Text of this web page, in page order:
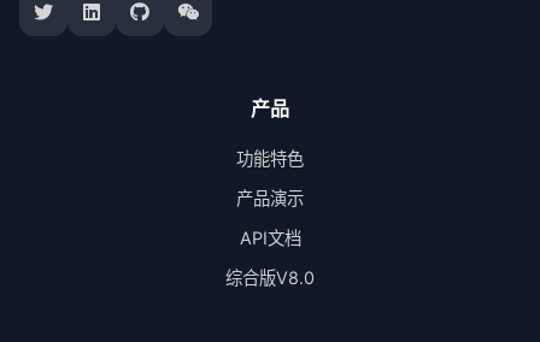
产品
功能特色
产品演示
API文档
综合版V8.0